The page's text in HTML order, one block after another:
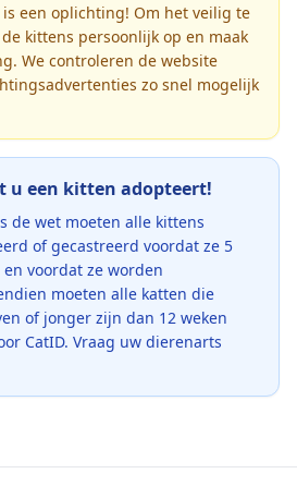
een oplichting! Om het veilig te
kittens persoonlijk op en maak
We controleren de website
zo snel mogelijk
u een kitten adopteert!
de wet moeten alle kittens
of gecastreerd voordat ze 5
voordat ze worden
moeten alle katten die
of jonger zijn dan 12 weken
CatID. Vraag uw dierenarts